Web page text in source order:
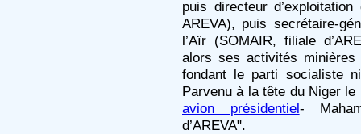
puis directeur
AREVA), puis secrétaire-
l’Aïr (SOMAIR, filiale
alors ses activités
fondant le parti socialiste
Parvenu à la tête du Niger le
avion présidentiel-
d’AREVA".